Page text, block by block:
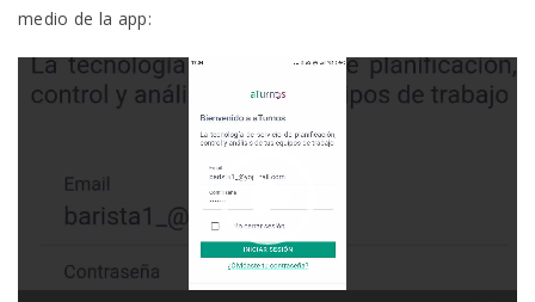
medio de la app:
Reproductor
de